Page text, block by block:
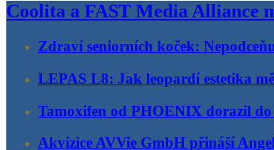
Coolita a FAST Media Alliance
Zdraví seniorních koček:
LEPAS L8: Jak leopardí estetika
Tamoxifen od PHOENIX dorazil do
Akvizice AVVie GmbH přináší